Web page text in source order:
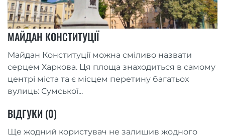
МАЙДАН КОНСТИТУЦІЇ
Майдан Конституції можна сміливо назвати
серцем Харкова. Ця площа знаходиться в самому
центрі міста та є місцем перетину багатьох
вулиць: Сумської...
ВІДГУКИ (0)
Ще жодний користувач не залишив жодного